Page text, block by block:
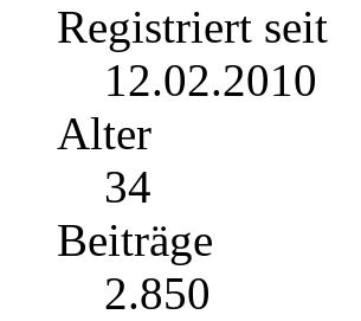
Registriert seit
12.02.2010
Alter
34
Beiträge
2.850